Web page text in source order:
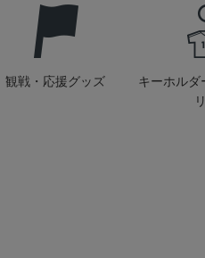
観戦・応援グッズ
キーホルダ